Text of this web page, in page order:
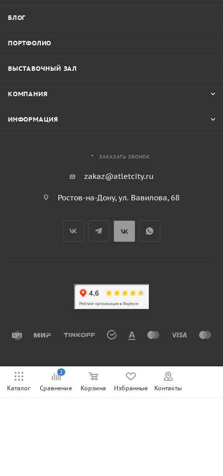
БЛОГ
ПОРТФОЛИО
ВЫСТАВОЧНЫЙ ЗАЛ
КОМПАНИЯ
ИНФОРМАЦИЯ
ЗАКАЗАТЬ ЗВОНОК
zakaz@atletcity.ru
Ростов-на-Дону, ул. Вавилова, 68
Каталог
2
Сравнение Корзина Избранные Контакты